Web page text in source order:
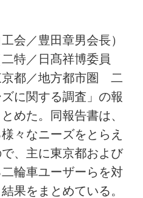
会／豊田章男会長）
特／日髙祥博委員
京都／地方都市圏 二
に関する調査」の報
めた。同報告書は、
々なニーズをとらえ
、主に東京都および
輪車ユーザーらを対
果をまとめている。